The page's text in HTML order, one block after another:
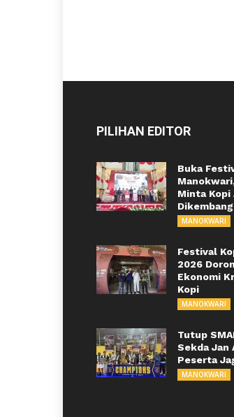
PILIHAN EDITOR
Buka
Minta Kopi
MANOKWARI
Festival
2026
Ekonomi
Kopi
MANOKWARI
Tutup
Sekda Jan
Peserta
MANOKWARI